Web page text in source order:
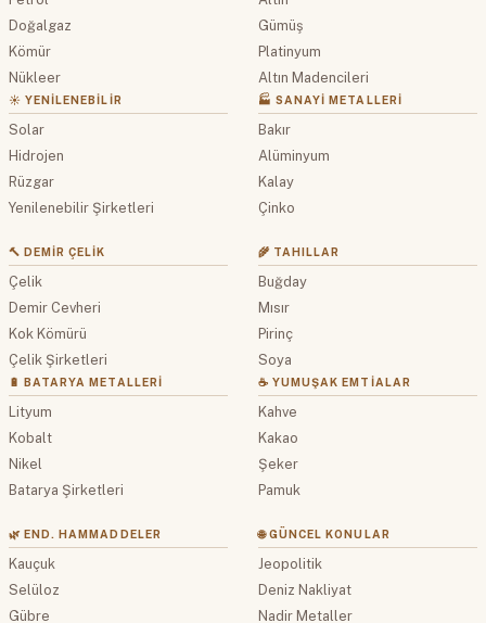
Doğalgaz
Kömür
Nükleer
☀️ YENILENEBILIR
Solar
Hidrojen
Rüzgar
Yenilenebilir Şirketleri
Gümüş
Platinyum
Altın Madencileri
🏭 SANAYI METALLERI
Bakır
Alüminyum
Kalay
Çinko
🔨 DEMIR ÇELIK
Çelik
Demir Cevheri
Kok Kömürü
Çelik Şirketleri
🔋 BATARYA METALLERI
Lityum
Kobalt
Nikel
Batarya Şirketleri
🌾 TAHILLAR
Buğday
Mısır
Pirinç
Soya
☕ YUMUŞAK EMTIALAR
Kahve
Kakao
Şeker
Pamuk
🌿 END. HAMMADDELER
Kauçuk
Selüloz
Gübre
🌐 GÜNCEL KONULAR
Jeopolitik
Deniz Nakliyat
Nadir Metaller